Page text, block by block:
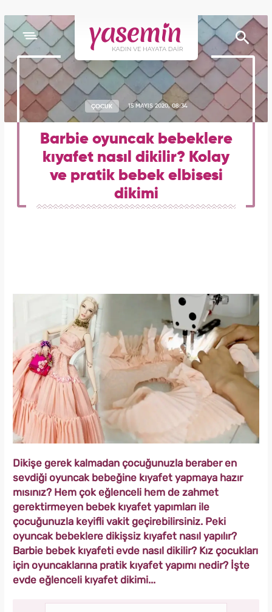
ÇOCUK 15 MAYIS 2020, 08:34
Barbie oyuncak bebeklere
kıyafet nasıl dikilir? Kolay
ve pratik bebek elbisesi
dikimi
Dikişe gerek kalmadan çocuğunuzla beraber en
sevdiği oyuncak bebeğine kıyafet yapmaya hazır
mısınız? Hem çok eğlenceli hem de zahmet
gerektirmeyen bebek kıyafet yapımları ile
çocuğunuzla keyifli vakit geçirebilirsiniz. Peki
oyuncak bebeklere dikişsiz kıyafet nasıl yapılır?
Barbie bebek kıyafeti evde nasıl dikilir? Kız çocukları
için oyuncaklarına pratik kıyafet yapımı nedir? İşte
evde eğlenceli kıyafet dikimi...